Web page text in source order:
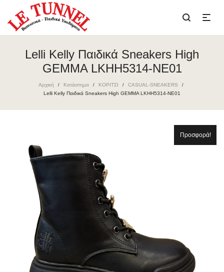
Lelli Kelly Παιδικά Sneakers High
GEMMA LKHH5314-NE01
Αρχική / Κατάστημα / ΚΟΡΙΤΣΙ / CASUAL-SNEAKERS /
Lelli Kelly Παιδικά Sneakers High GEMMA LKHH5314-NE01
Προσφορά!